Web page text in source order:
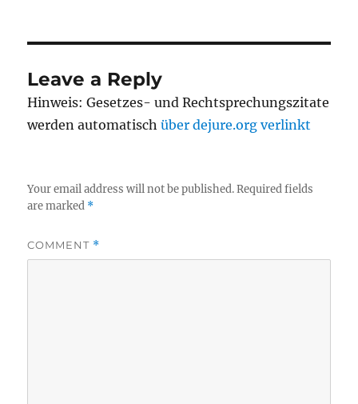
Leave a Reply
Hinweis: Gesetzes- und Rechtsprechungszitate
werden automatischüber dejure.org verlinkt
Your email address will not be published. Required fields
are marked *
COMMENT *